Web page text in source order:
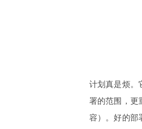
计划真是烦。
署的范围，更
容）。好的部